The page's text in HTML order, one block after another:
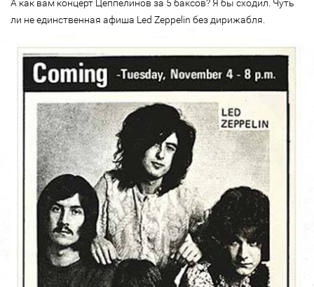
А как вам концерт Цеппелинов за 5 баксов? Я бы сходил. Чуть
ли не единственная афиша Led Zeppelin без дирижабля.